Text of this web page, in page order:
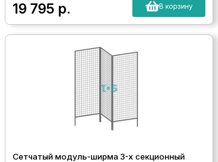
19 795 р. В корзину
Сетчатый модуль-ширма 3-х секционный